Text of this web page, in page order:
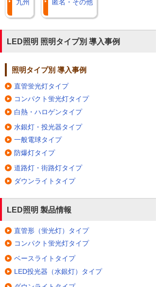
九州 匿名・その他
LED照明 照明タイプ別 導入事例
照明タイプ別 導入事例
直管蛍光灯タイプ
コンパクト蛍光灯タイプ
白熱・ハロゲンタイプ
水銀灯・投光器タイプ
一般電球タイプ
防爆灯タイプ
道路灯・街路灯タイプ
ダウンライトタイプ
LED照明 製品情報
直管形（蛍光灯）タイプ
コンパクト蛍光灯タイプ
ベースライトタイプ
LED投光器（水銀灯）タイプ